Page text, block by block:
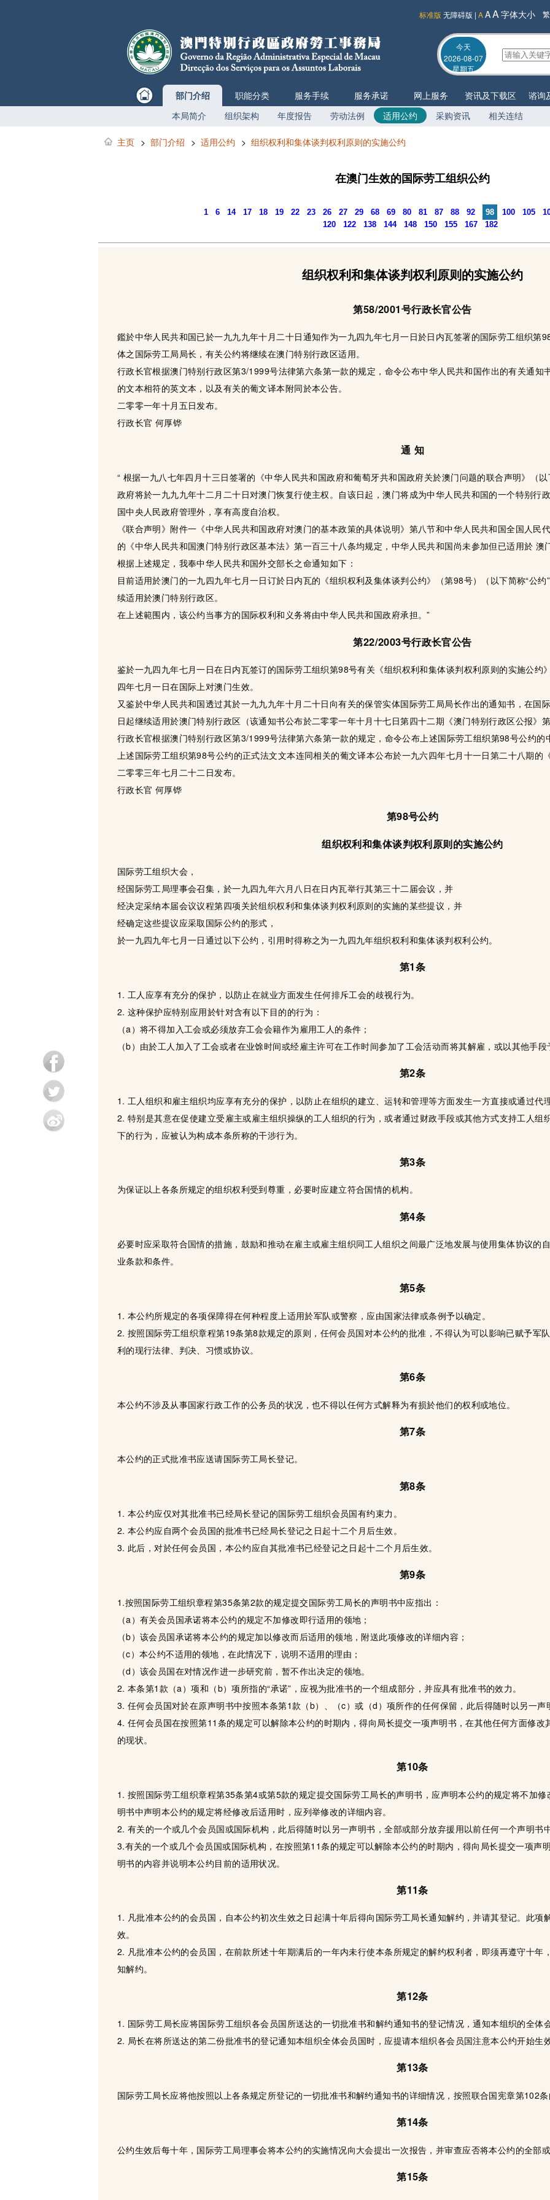
标准版 无障碍版 | AAA字体大小
今天
2026-08-07
星期五
部门介绍
本局简介
组织架构 年度报告 劳动法例 适用公约 采购资讯 相关连结
职能分类 服务手续 服务承诺 网上服务 资讯及下载区 谘询
主页 > 部门介绍 > 适用公约 > 组织权利和集体谈判权利原则的实施公约
在澳门生效的国际劳工组织公约
1 6 14 17 18 19 22 23 26 27 29 68 69 80 81 87 88 92 98 100 105
120
122 138 144 148 150 155 167 182
组织权利和集体谈判权利原则的实施公约
第58/2001号行政长官公告
鑑於中华人民共和国已於一九九九年十月二十日通知作为一九四九年七月一日於日内瓦签署的国际劳工组织第
体之国际劳工局局长，有关公约将继续在澳门特别行政区适用。
行政长官根据澳门特别行政区第3/1999号法律第六条第一款的规定，命令公布中华人民共和国作出的有关通知
的文本相符的英文本，以及有关的葡文译本附同於本公告。
二零零一年十月五日发布。
行政长官 何厚铧
通 知
“ 根据一九八七年四月十三日签署的《中华人民共和国政府和葡萄牙共和国政府关於澳门问题的联合声明》（
政府将於一九九九年十二月二十日对澳门恢复行使主权。自该日起，澳门将成为中华人民共和国的一个特别行
国中央人民政府管理外，享有高度自治权。
《联合声明》附件一《中华人民共和国政府对澳门的基本政策的具体说明》第八节和中华人民共和国全国人民
的《中华人民共和国澳门特别行政区基本法》第一百三十八条均规定，中华人民共和国尚未参加但已适用於 澳
根据上述规定，我奉中华人民共和国外交部长之命通知如下：
目前适用於澳门的一九四九年七月一日订於日内瓦的《组织权利及集体谈判公约》（第98号）（以下简称“公
续适用於澳门特别行政区。
在上述範围内，该公约当事方的国际权利和义务将由中华人民共和国政府承担。”
第22/2003号行政长官公告
鉴於一九四九年七月一日在日内瓦签订的国际劳工组织第98号有关《组织权利和集体谈判权利原则的实施公约
四年七月一日在国际上对澳门生效。
又鉴於中华人民共和国透过其於一九九九年十月二十日向有关的保管实体国际劳工局局长作出的通知书，在国
日起继续适用於澳门特别行政区（该通知书公布於二零零一年十月十七日第四十二期《澳门特别行政区公报》第
行政长官根据澳门特别行政区第3/1999号法律第六条第一款的规定，命令公布上述国际劳工组织第98号公约的
上述国际劳工组织第98号公约的正式法文文本连同相关的葡文译本公布於一九六四年七月十一日第二十八期的
二零零三年七月二十二日发布。
行政长官 何厚铧
第98号公约
组织权利和集体谈判权利原则的实施公约
国际劳工组织大会，
经国际劳工局理事会召集，於一九四九年六月八日在日内瓦举行其第三十二届会议，并
经决定采纳本届会议议程第四项关於组织权利和集体谈判权利原则的实施的某些提议，并
经确定这些提议应采取国际公约的形式，
於一九四九年七月一日通过以下公约，引用时得称之为一九四九年组织权利和集体谈判权利公约。
第1条
1. 工人应享有充分的保护，以防止在就业方面发生任何排斥工会的歧视行为。
2. 这种保护应特别应用於针对含有以下目的的行为：
（a）将不得加入工会或必须放弃工会会籍作为雇用工人的条件；
（b）由於工人加入了工会或者在业馀时间或经雇主许可在工作时间参加了工会活动而将其解雇，或以其他手段
第2条
1. 工人组织和雇主组织均应享有充分的保护，以防止在组织的建立、运转和管理等方面发生一方直接或通过代
2. 特别是其意在促使建立受雇主或雇主组织操纵的工人组织的行为，或者通过财政手段或其他方式支持工人组
下的行为，应被认为构成本条所称的干涉行为。
第3条
为保证以上各条所规定的组织权利受到尊重，必要时应建立符合国情的机构。
第4条
必要时应采取符合国情的措施，鼓励和推动在雇主或雇主组织同工人组织之间最广泛地发展与使用集体协议的
业条款和条件。
第5条
1. 本公约所规定的各项保障得在何种程度上适用於军队或警察，应由国家法律或条例予以确定。
2. 按照国际劳工组织章程第19条第8款规定的原则，任何会员国对本公约的批准，不得认为可以影响已赋予军
利的现行法律、判决、习惯或协议。
第6条
本公约不涉及从事国家行政工作的公务员的状况，也不得以任何方式解释为有损於他们的权利或地位。
第7条
本公约的正式批准书应送请国际劳工局长登记。
第8条
1. 本公约应仅对其批准书已经局长登记的国际劳工组织会员国有约束力。
2. 本公约应自两个会员国的批准书已经局长登记之日起十二个月后生效。
3. 此后，对於任何会员国，本公约应自其批准书已经登记之日起十二个月后生效。
第9条
1.按照国际劳工组织章程第35条第2款的规定提交国际劳工局长的声明书中应指出：
（a）有关会员国承诺将本公约的规定不加修改即行适用的领地；
（b）该会员国承诺将本公约的规定加以修改而后适用的领地，附送此项修改的详细内容；
（c）本公约不适用的领地，在此情况下，说明不适用的理由；
（d）该会员国在对情况作进一步研究前，暂不作出决定的领地。
2. 本条第1款（a）项和（b）项所指的“承诺”，应视为批准书的一个组成部分，并应具有批准书的效力。
3. 任何会员国对於在原声明书中按照本条第1款（b）、（c）或（d）项所作的任何保留，此后得随时以另一声
4. 任何会员国在按照第11条的规定可以解除本公约的时期内，得向局长提交一项声明书，在其他任何方面修
的现状。
第10条
1. 按照国际劳工组织章程第35条第4或第5款的规定提交国际劳工局长的声明书，应声明本公约的规定将不加
明书中声明本公约的规定将经修改后适用时，应列举修改的详细内容。
2. 有关的一个或几个会员国或国际机构，此后得随时以另一声明书，全部或部分放弃援用以前任何一个声明书
3.有关的一个或几个会员国或国际机构，在按照第11条的规定可以解除本公约的时期内，得向局长提交一项声
明书的内容并说明本公约目前的适用状况。
第11条
1. 凡批准本公约的会员国，自本公约初次生效之日起满十年后得向国际劳工局长通知解约，并请其登记。此项
效。
2. 凡批准本公约的会员国，在前款所述十年期满后的一年内未行使本条所规定的解约权利者，即须再遵守十年
知解约。
第12条
1. 国际劳工局长应将国际劳工组织各会员国所送达的一切批准书和解约通知书的登记情况，通知本组织的全体会
2. 局长在将所送达的第二份批准书的登记通知本组织全体会员国时，应提请本组织各会员国注意本公约开始生效
第13条
国际劳工局长应将他按照以上各条规定所登记的一切批准书和解约通知书的详细情况，按照联合国宪章第102条
第14条
公约生效后每十年，国际劳工局理事会将本公约的实施情况向大会提出一次报告，并审查应否将本公约的全部
第15条